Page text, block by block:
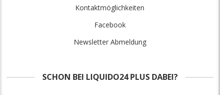
Kontaktmöglichkeiten
Facebook
Newsletter Abmeldung
SCHON BEI LIQUIDO24 PLUS DABEI?